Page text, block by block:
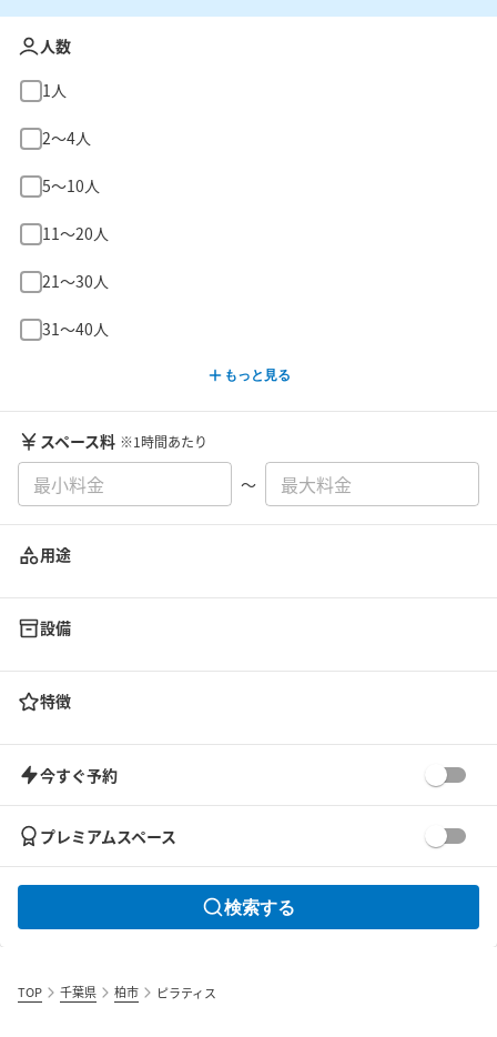
人数
1人
2〜4人
5〜10人
11〜20人
21〜30人
31〜40人
もっと見る
スペース料 ※1時間あたり
〜
用途
設備
特徴
今すぐ予約
プレミアムスペース
検索する
TOP 千葉県 柏市 ピラティス